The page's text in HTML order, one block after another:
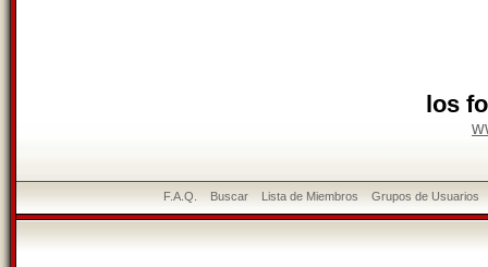
los
F.A.Q. Buscar Lista de Miembros Grupos de Usuarios